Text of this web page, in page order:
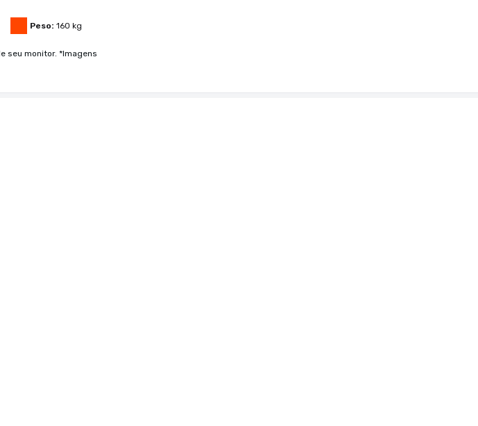
Peso: 160 kg
seu monitor. *Imagens